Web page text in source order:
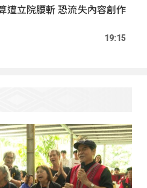
遭立院腰斬 恐流失內容創作
19:15